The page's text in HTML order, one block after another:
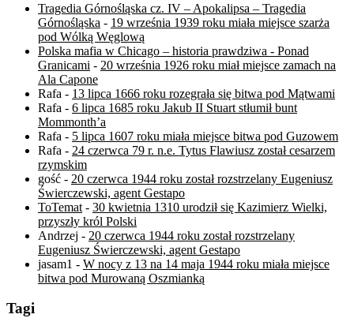
Tragedia Górnośląska cz. IV – Apokalipsa – Tragedia
Górnośląska - 19 września 1939 roku miała miejsce szarża
pod Wólką Węglową
Polska mafia w Chicago – historia prawdziwa - Ponad
Granicami - 20 września 1926 roku miał miejsce zamach na
Ala Capone
Rafa - 13 lipca 1666 roku rozegrała się bitwa pod Mątwami
Rafa - 6 lipca 1685 roku Jakub II Stuart stłumił bunt
Mommonth’a
Rafa - 5 lipca 1607 roku miała miejsce bitwa pod Guzowem
Rafa - 24 czerwca 79 r. n.e. Tytus Flawiusz został cesarzem
rzymskim
gość - 20 czerwca 1944 roku został rozstrzelany Eugeniusz
Świerczewski, agent Gestapo
ToTemat - 30 kwietnia 1310 urodził się Kazimierz Wielki,
przyszły król Polski
Andrzej - 20 czerwca 1944 roku został rozstrzelany
Eugeniusz Świerczewski, agent Gestapo
jasam1 - W nocy z 13 na 14 maja 1944 roku miała miejsce
bitwa pod Murowaną Oszmianką
Tagi